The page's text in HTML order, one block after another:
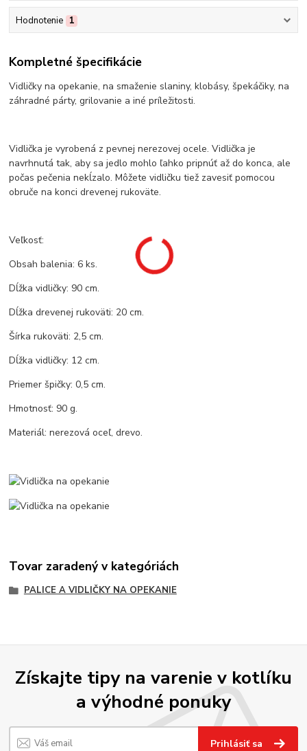
Hodnotenie 1
Kompletné špecifikácie
Vidličky na opekanie, na smaženie slaniny, klobásy, špekáčiky, na
záhradné párty, grilovanie a iné príležitosti.
Vidlička je vyrobená z pevnej nerezovej ocele. Vidlička je
navrhnutá tak, aby sa jedlo mohlo ľahko pripnúť až do konca, ale
počas pečenia nekĺzalo. Môžete vidličku tiež zavesiť pomocou
obruče na konci drevenej rukoväte.
Veľkosť:
Obsah balenia: 6 ks.
Dĺžka vidličky: 90 cm.
Dĺžka drevenej rukoväti: 20 cm.
Šírka rukoväti: 2,5 cm.
Dĺžka vidličky: 12 cm.
Priemer špičky: 0,5 cm.
Hmotnosť: 90 g.
Materiál: nerezová oceľ, drevo.
Tovar zaradený v kategóriách
PALICE A VIDLIČKY NA OPEKANIE
Získajte tipy na varenie v kotlíku
a výhodné ponuky
Prihlásiť sa